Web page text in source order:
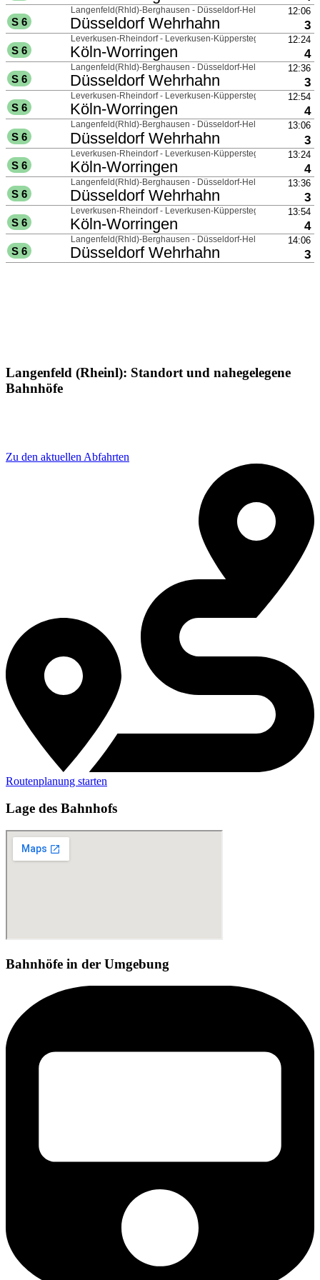
Langenfeld (Rheinl): Standort und nahegelegene
Bahnhöfe
Zu den aktuellen Abfahrten
Routenplanung starten
Lage des Bahnhofs
Bahnhöfe in der Umgebung